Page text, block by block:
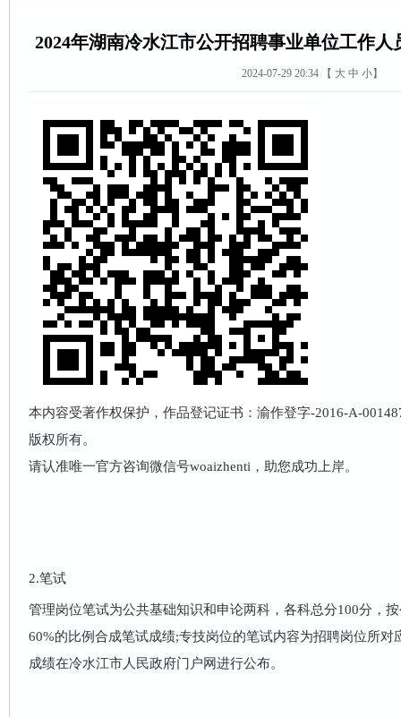
2024年湖南冷水江市公开招聘事业单位工作
2024-07-29 20:34 【 大 中 小】
本内容受著作权保护，作品登记证书：渝作登字-2016-A-
版权所有。
请认准唯一官方咨询微信号woaizhenti，助您成功上岸。
2.笔试
管理岗位笔试为公共基础知识和申论两科，各科总分100分，
60%的比例合成笔试成绩;专技岗位的笔试内容为招聘岗位所对
成绩在冷水江市人民政府门户网进行公布。